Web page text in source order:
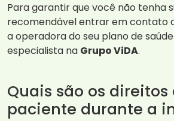
Para garantir que você não tenha
recomendável entrar em contato
a operadora do seu plano de
especialista na Grupo ViDA.
Quais são os direitos
paciente durante a